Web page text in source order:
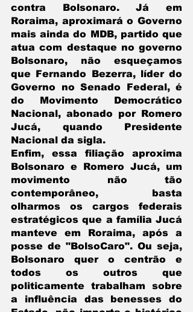
contra Bolsonaro. Já em
Roraima, aproximará o Governo
mais ainda do MDB, partido que
atua com destaque no governo
Bolsonaro, não esqueçamos
que Fernando Bezerra, líder do
Governo no Senado Federal, é
do Movimento Democrático
Nacional, abonado por Romero
Jucá, quando Presidente
Nacional da sigla.
Enfim, essa filiação aproxima
Bolsonaro e Romero Jucá, um
movimento não tão
contemporâneo, basta
olharmos os cargos federais
estratégicos que a família Jucá
manteve em Roraima, após a
posse de "BolsoCaro". Ou seja,
Bolsonaro quer o centrão e
todos os outros que
politicamente trabalham sobre
a influência das benesses do